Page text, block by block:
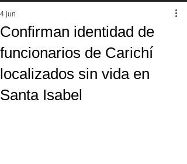
Confirman identidad de
funcionarios de Carichí
localizados sin vida en
Santa Isabel
4 jun